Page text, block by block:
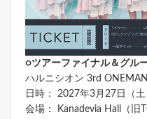
○ツアーファイナル＆グル
ハルニシオン 3rd
日時： 2027年3月27日（
会場： Kanadevia Hall（旧